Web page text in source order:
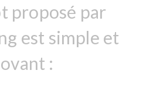
proposé par
est simple et
: